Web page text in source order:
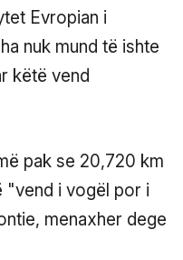
Evropian i
nuk mund të ishte
këtë vend
pak se 20,720 km
"vend i vogël por i
menaxher dege